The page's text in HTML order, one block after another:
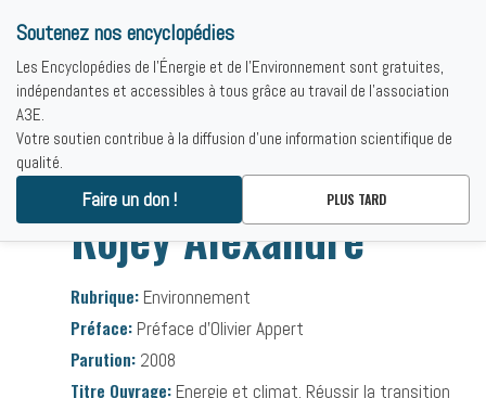
Bibliographies -
Rojey Alexandre
Rubrique: Environnement
Préface: Préface d’Olivier Appert
Parution: 2008
Titre Ouvrage: Energie et climat. Réussir la transition
Soutenez nos encyclopédies
Les Encyclopédies de l'Énergie et de l'Environnement sont gratuites,
indépendantes et accessibles à tous grâce au travail de l'association
A3E.
Votre soutien contribue à la diffusion d'une information scientifique de
qualité.
Faire un don ! PLUS TARD